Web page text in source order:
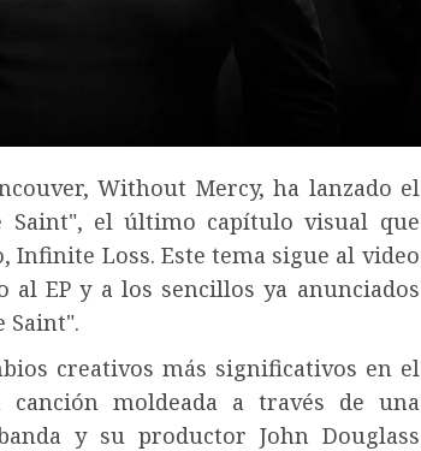
Without Mercy, ha lanzado el
el último capítulo visual que
Infinite Loss. Este tema sigue al video
EP y a los sencillos ya anunciados
Saint".
creativos más significativos en el
moldeada a través de una
y su productor John Douglass